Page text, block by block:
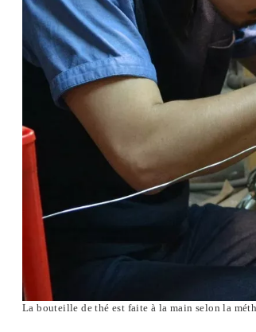
La bouteille de thé est faite à la main selon la